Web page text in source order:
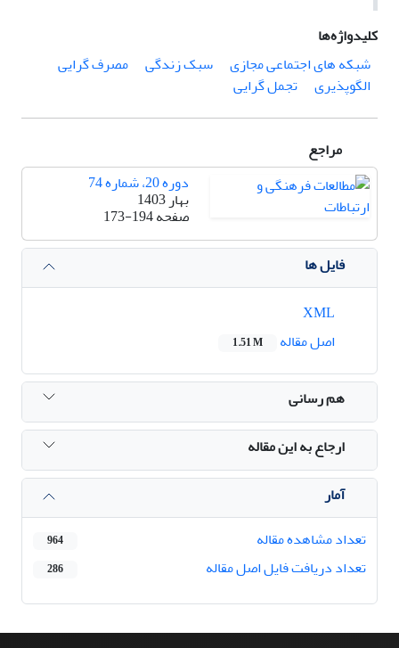
کلیدواژه‌ها
شبکه های اجتماعی مجازی
سبک زندگی
مصرف گرایی
الگوپذیری
تجمل گرایی
مراجع
دوره 20، شماره 74
بهار 1403
صفحه173-194
فایل ها
اصل مقاله
1.51 M
هم رسانی
ارجاع به این مقاله
آمار
تعداد مشاهده مقاله
964
تعداد دریافت فایل اصل مقاله 286